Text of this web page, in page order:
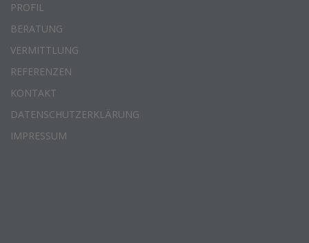
PROFIL
BERATUNG
VERMITTLUNG
REFERENZEN
KONTAKT
DATENSCHUTZERKLÄRUNG
IMPRESSUM